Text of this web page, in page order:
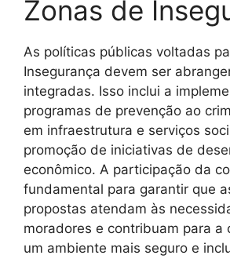
Zonas de
As políticas públicas voltadas
Insegurança devem ser
integradas. Isso inclui a
programas de prevenção ao
em infraestrutura e serviços
promoção de iniciativas de
econômico. A participação da
fundamental para garantir que
propostas atendam às
moradores e contribuam para a
um ambiente mais seguro e